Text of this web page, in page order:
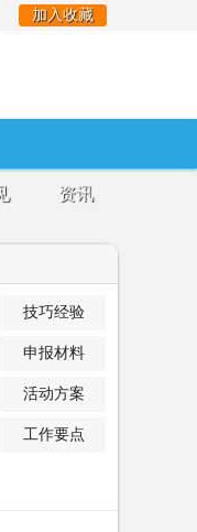
加入收藏
资讯
技巧经验
申报材料
活动方案
工作要点